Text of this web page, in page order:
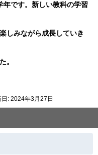
年です。新しい教科の学習
しみながら成長していき
。
日: 2024年3月27日